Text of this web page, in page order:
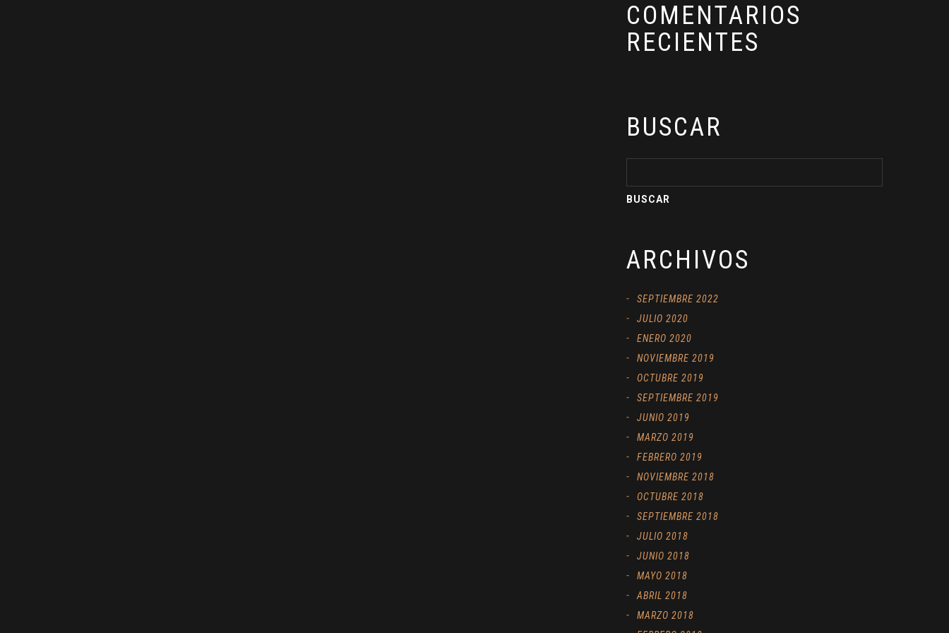
COMENTARIOS
RECIENTES
BUSCAR
ARCHIVOS
SEPTIEMBRE 2022
JULIO 2020
ENERO 2020
NOVIEMBRE 2019
OCTUBRE 2019
SEPTIEMBRE 2019
JUNIO 2019
MARZO 2019
FEBRERO 2019
NOVIEMBRE 2018
OCTUBRE 2018
SEPTIEMBRE 2018
JULIO 2018
JUNIO 2018
MAYO 2018
ABRIL 2018
MARZO 2018